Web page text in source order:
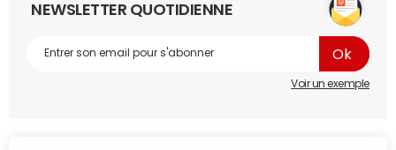
NEWSLETTER QUOTIDIENNE
Voir un exemple